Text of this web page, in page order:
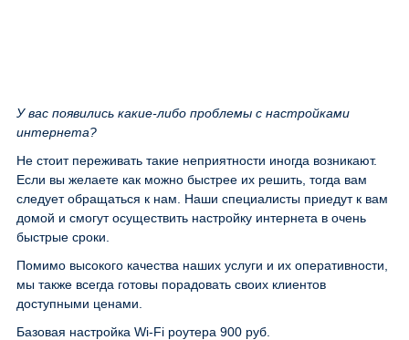
У вас появились какие-либо проблемы с настройками
интернета?
Не стоит переживать такие неприятности иногда возникают.
Если вы желаете как можно быстрее их решить, тогда вам
следует обращаться к нам. Наши специалисты приедут к вам
домой и смогут осуществить настройку интернета в очень
быстрые сроки.
Помимо высокого качества наших услуги и их оперативности,
мы также всегда готовы порадовать своих клиентов
доступными ценами.
Базовая настройка Wi-Fi роутера 900 руб.